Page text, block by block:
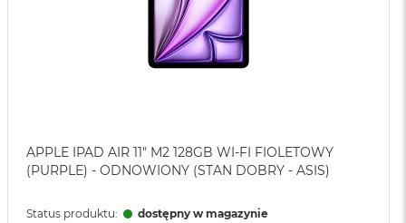
APPLE IPAD AIR 11" M2 128GB WI-FI FIOLETOWY
(PURPLE) - ODNOWIONY (STAN DOBRY - ASIS)
Status produktu:
dostępny w magazynie